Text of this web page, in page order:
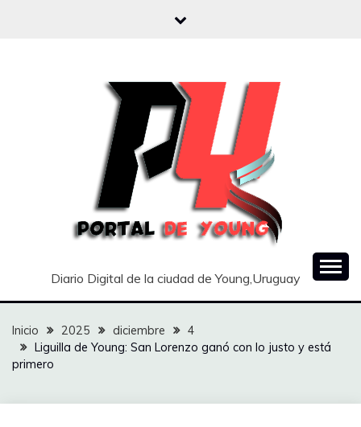
Diario Digital de la ciudad de Young,Uruguay
Inicio 2025 diciembre
4
Liguilla de Young: San Lorenzo ganó con lo justo y está
primero